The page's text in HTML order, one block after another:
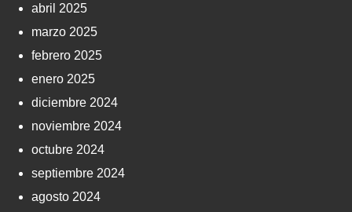
abril 2025
marzo 2025
febrero 2025
enero 2025
diciembre 2024
noviembre 2024
octubre 2024
septiembre 2024
agosto 2024